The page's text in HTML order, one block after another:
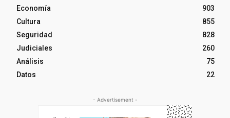
Economía
903
Cultura
855
Seguridad
828
Judiciales
260
Análisis
75
Datos
22
- Advertisement -